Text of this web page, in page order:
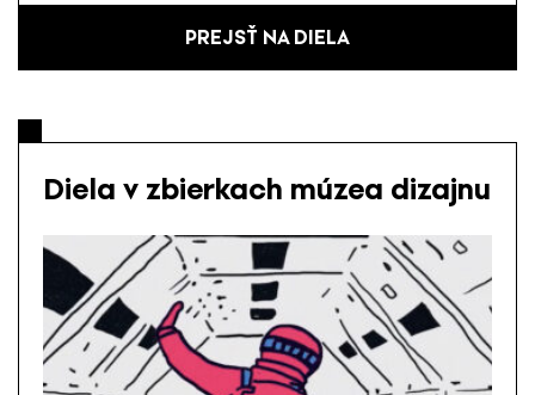
PREJSŤ NA DIELA
Diela v zbierkach múzea dizajnu